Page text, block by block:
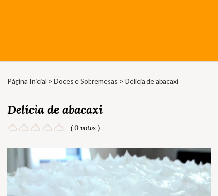
Página Inicial > Doces e Sobremesas > Delícia de abacaxi
Delícia de abacaxi
( 0 votos )